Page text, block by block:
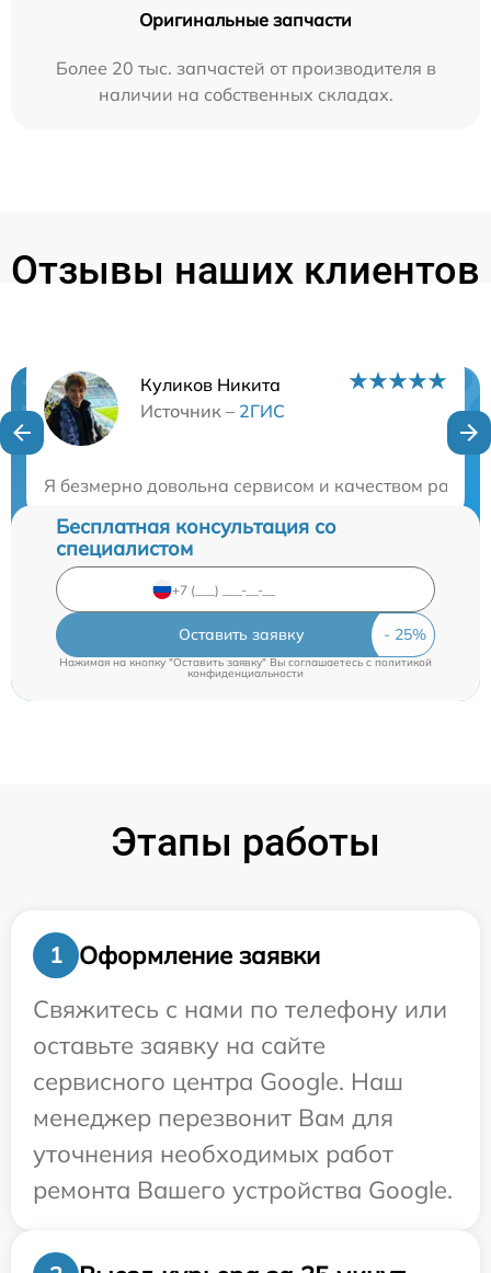
Оригинальные запчасти
Более 20 тыс. запчастей от производителя в
наличии на собственных складах.
Отзывы наших клиентов
Куликов Никита
Источник – 2ГИС
Я безмерно довольна сервисом и качеством
Нужна консультация?
Бесплатная консультация со
специалистом
Оставить заявку
Нажимая на кнопку "Оставить заявку" Вы соглашаетесь c политикой
конфиденциальности
Этапы работы
1
Оформление заявки
Свяжитесь с нами по телефону или
оставьте заявку на сайте
сервисного центра Google. Наш
менеджер перезвонит Вам для
уточнения необходимых работ
ремонта Вашего устройства Google.